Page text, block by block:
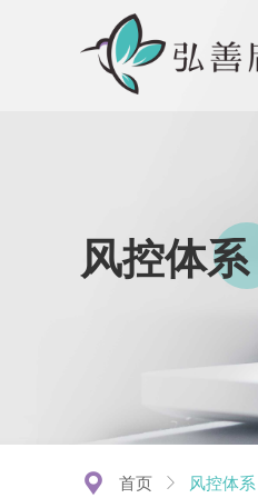
风控体系
끇 首页 ꁕ 风控体系